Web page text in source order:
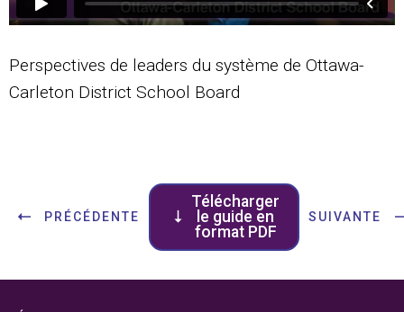
Perspectives de leaders du système de Ottawa-
Carleton District School Board
PRÉCÉDENTE
Télécharger
le guide en
format PDF
SUIVANTE